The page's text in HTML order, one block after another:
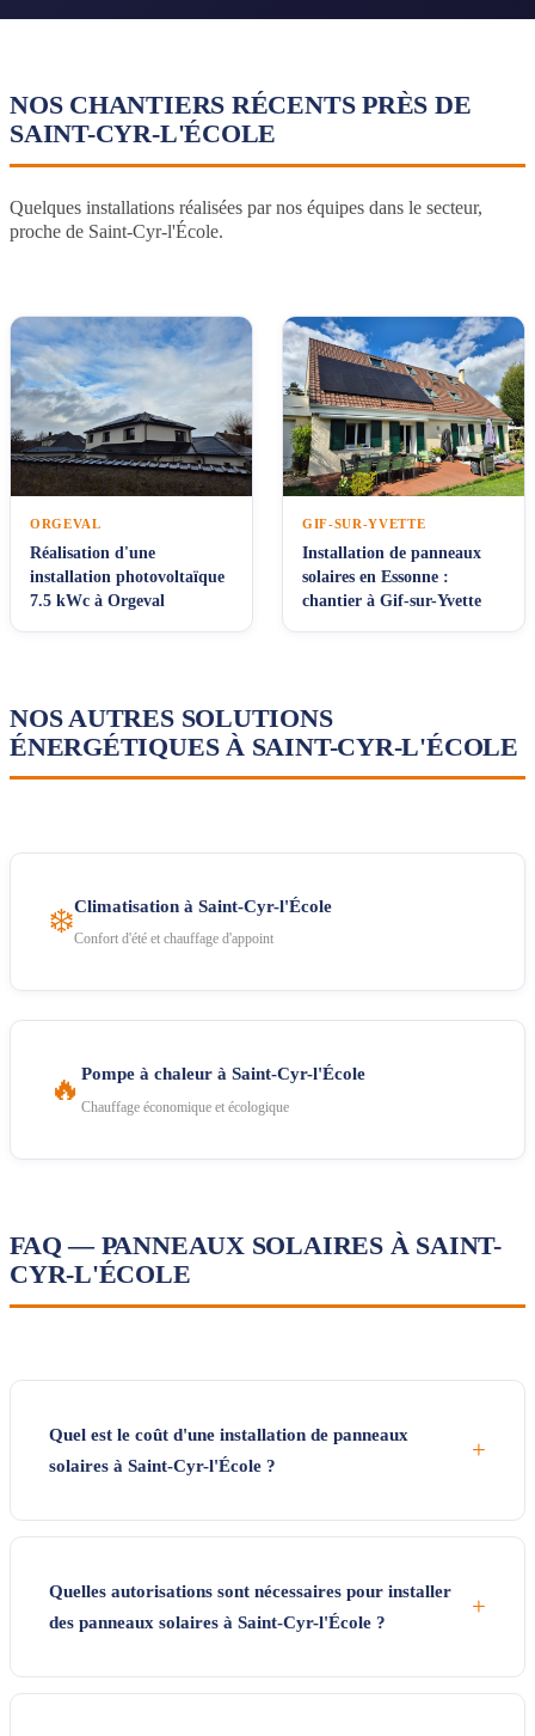
NOS CHANTIERS RÉCENTS PRÈS DE
SAINT-CYR-L'ÉCOLE
Quelques installations réalisées par nos équipes dans le secteur,
proche de Saint-Cyr-l'École.
ORGEVAL
Réalisation d'une
installation photovoltaïque
7.5 kWc à Orgeval
GIF-SUR-YVETTE
Installation de panneaux
solaires en Essonne :
chantier à Gif-sur-Yvette
NOS AUTRES SOLUTIONS
ÉNERGÉTIQUES À SAINT-CYR-L'ÉCOLE
❄️Climatisation à Saint-Cyr-l'École
Confort d'été et chauffage d'appoint
🔥 Pompe à chaleur à Saint-Cyr-l'École
Chauffage économique et écologique
FAQ — PANNEAUX SOLAIRES À SAINT-
CYR-L'ÉCOLE
Quel est le coût d'une installation de panneaux
solaires à Saint-Cyr-l'École ?
+
Quelles autorisations sont nécessaires pour installer
des panneaux solaires à Saint-Cyr-l'École ?
+